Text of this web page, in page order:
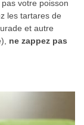
votre poisson
les tartares de
et autre
ne zappez pas